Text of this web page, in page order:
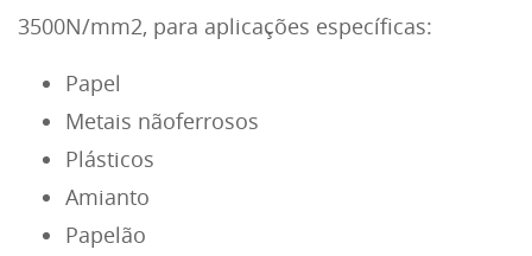
3500N/mm2, para aplicações específicas:
Papel
Metais nãoferrosos
Plásticos
Amianto
Papelão